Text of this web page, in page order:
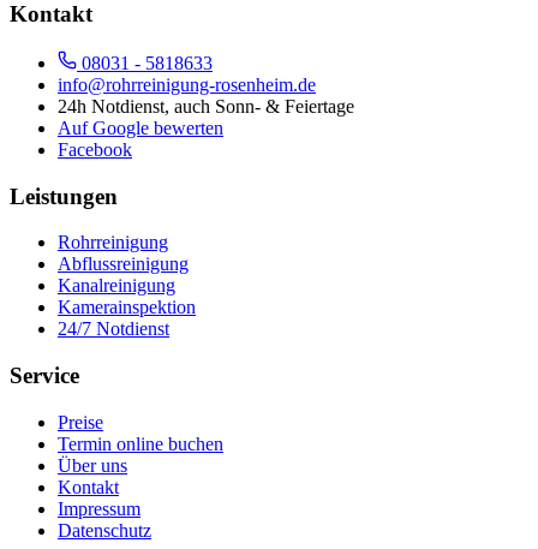
Kontakt
08031 - 5818633
info@rohrreinigung-rosenheim.de
24h Notdienst, auch Sonn- & Feiertage
Auf Google bewerten
Facebook
Leistungen
Rohrreinigung
Abflussreinigung
Kanalreinigung
Kamerainspektion
24/7 Notdienst
Service
Preise
Termin online buchen
Über uns
Kontakt
Impressum
Datenschutz